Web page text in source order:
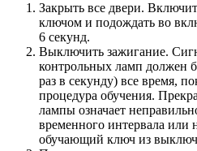
Закрыть все двери.
ключом и подождать во
6 секунд.
Выключить зажигание.
контрольных ламп должен
раз в секунду) все время,
процедура обучения.
лампы означает
временного интервала или
обучающий ключ из